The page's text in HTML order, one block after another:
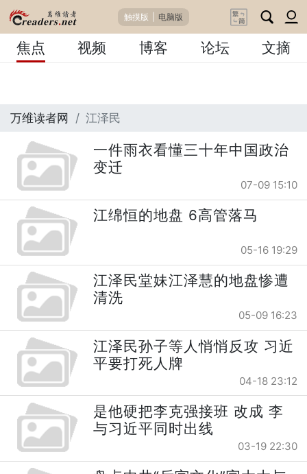
触摸版 电脑版
焦点 视频 博客 论坛 文摘
万维读者网 江泽民
一件雨衣看懂三十年中国政治
变迁
07-09 15:10
江绵恒的地盘 6高管落马
05-16 19:29
江泽民堂妹江泽慧的地盘惨遭
清洗
05-09 16:23
江泽民孙子等人悄悄反攻 习近
平要打死人牌
04-18 23:12
是他硬把李克强接班 改成 李
与习近平同时出线
03-19 22:30